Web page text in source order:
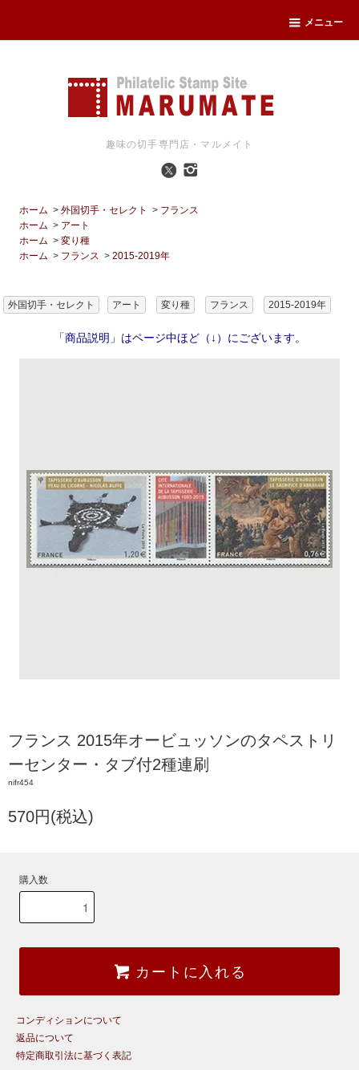
メニュー
趣味の切手専門店・マルメイト
ホーム >外国切手・セレクト > フランス
ホーム > アート
ホーム >変り種
ホーム > フランス >2015-2019年
外国切手・セレクト アート 変り種 フランス 2015-2019年
「商品説明」はページ中ほど（↓）にございます。
フランス 2015年オービュッソンのタペストリ
ーセンター・タブ付2種連刷
nifr454
570円(税込)
購入数
カートに入れる
コンディションについて
返品について
特定商取引法に基づく表記